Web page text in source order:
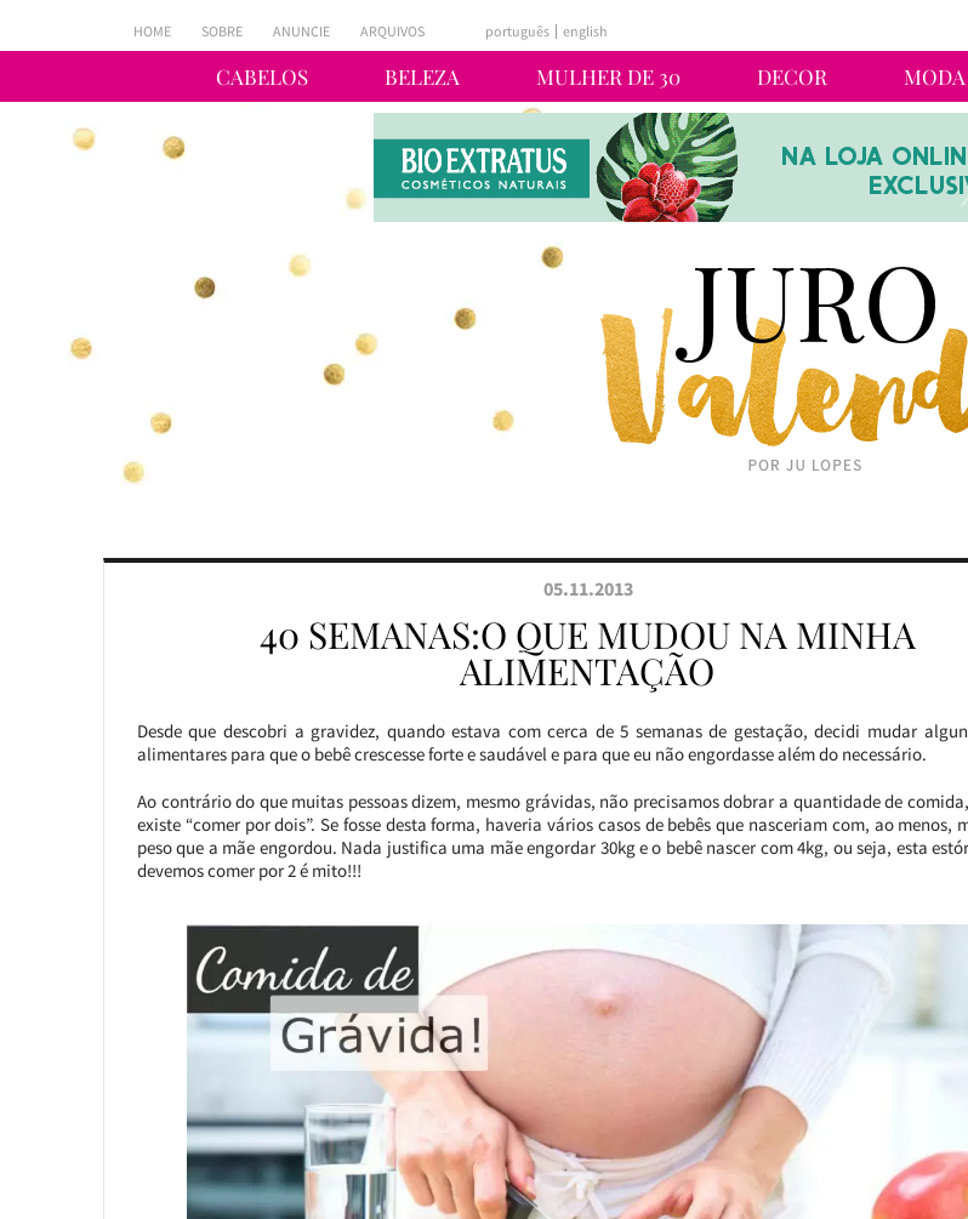
CABELOS BELEZA MULHER DE 30 DECOR MODA
HOME SOBRE ANUNCIE ARQUIVOS português english
05.11.2013
40 SEMANAS:O QUE MUDOU NA MINHA
ALIMENTAÇÃO
Desde que descobri a gravidez, quando estava com cerca de 5 semanas de gestação, decidi mudar
alimentares para que o bebê crescesse forte e saudável e para que eu não engordasse além do necessário.
Ao contrário do que muitas pessoas dizem, mesmo grávidas, não precisamos dobrar a quantidade de
existe “comer por dois”. Se fosse desta forma, haveria vários casos de bebês que nasceriam com, ao menos,
peso que a mãe engordou. Nada justifica uma mãe engordar 30kg e o bebê nascer com 4kg, ou seja, esta
devemos comer por 2 é mito!!!